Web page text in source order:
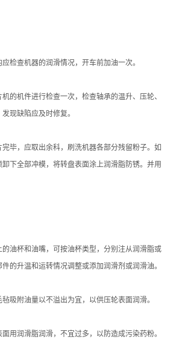
查机器的润滑情况，开车前加油一次。
机件进行检查一次，检查轴承的温升、压轮、
现缺陷应及时修复。
，应取出余科，刷洗机器各部分残留粉子。如
下全部冲模，将转盘表面涂上润滑脂防锈。并用
杯和油嘴，可按油杯类型，分别注从润滑脂或
的升温和运转情况调整或添加润滑剂或润滑油。
附油量以不溢出为宜，以供压轮表面润滑。
润滑脂润滑，不宜过多，以防造成污染药粉。